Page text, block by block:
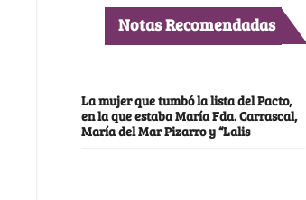
Notas Recomendadas
La mujer que tumbó la lista del Pacto,
en la que estaba María Fda. Carrascal,
María del Mar Pizarro y “Lalis